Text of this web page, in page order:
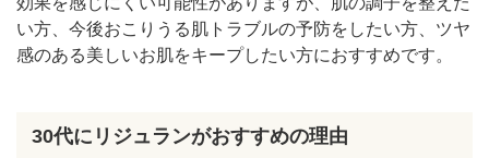
い方、今後おこりうる肌トラブルの予防をしたい方、ツヤ
感のある美しいお肌をキープしたい方におすすめです。
30代にリジュランがおすすめの理由